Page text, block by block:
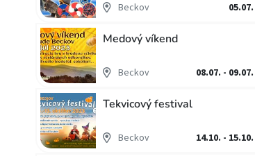
Beckov 05.07.
Medový víkend
Beckov 08.07. - 09.07.
Tekvicový festival
Beckov 14.10. - 15.10.